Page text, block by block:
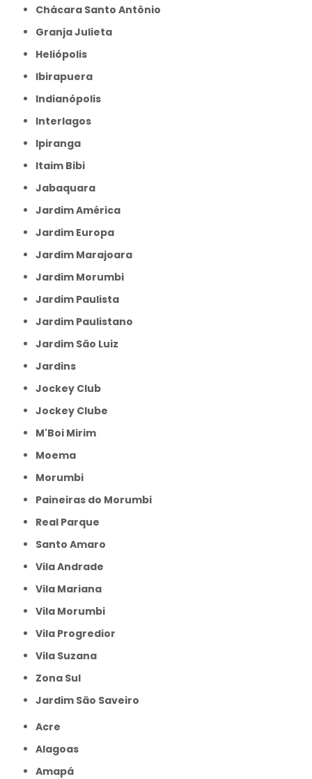
Chácara Santo Antônio
Granja Julieta
Heliópolis
Ibirapuera
Indianópolis
Interlagos
Ipiranga
Itaim Bibi
Jabaquara
Jardim América
Jardim Europa
Jardim Marajoara
Jardim Morumbi
Jardim Paulista
Jardim Paulistano
Jardim São Luiz
Jardins
Jockey Club
Jockey Clube
M'Boi Mirim
Moema
Morumbi
Paineiras do Morumbi
Real Parque
Santo Amaro
Vila Andrade
Vila Mariana
Vila Morumbi
Vila Progredior
Vila Suzana
Zona Sul
jardim São Saveiro
Acre
Alagoas
Amapá